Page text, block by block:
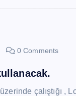
0 Comments
çalıştığı ,